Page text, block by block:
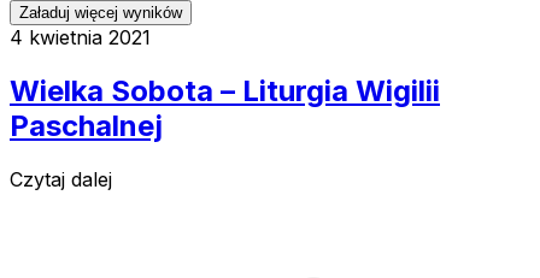
Załaduj więcej wyników
4 kwietnia 2021
Wielka Sobota – Liturgia Wigilii
Paschalnej
Czytaj dalej